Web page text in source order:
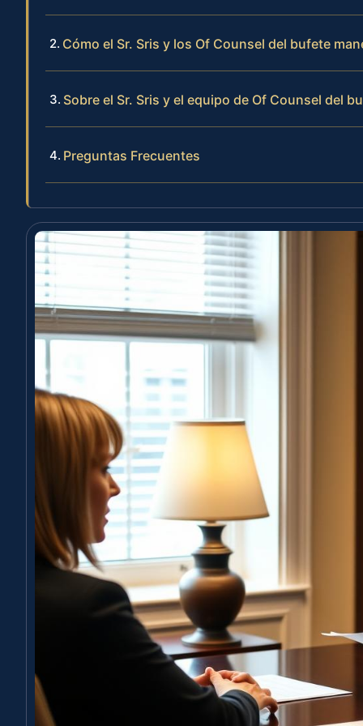
Cómo el Sr. Sris y los Of Counsel del bufete
Sobre el Sr. Sris y el equipo de Of Counsel del
Preguntas Frecuentes